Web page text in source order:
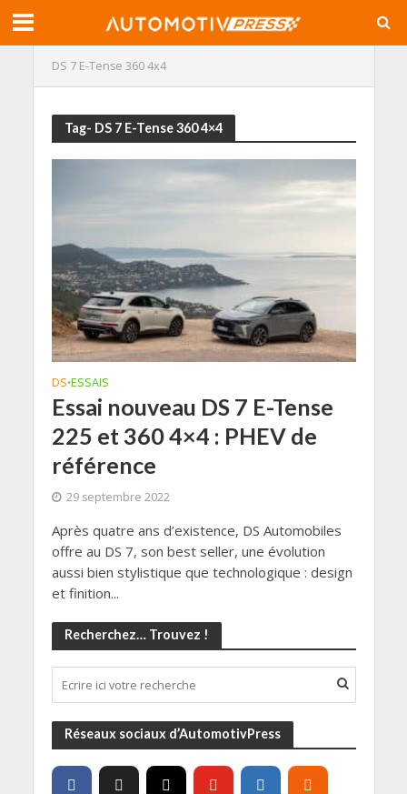
DS 7 E-Tense 360 4x4
Tag- DS 7 E-Tense 360 4×4
DS•ESSAIS
Essai nouveau DS 7 E-Tense
225 et 360 4×4 : PHEV de
référence
29 septembre 2022
Après quatre ans d’existence, DS Automobiles
offre au DS 7, son best seller, une évolution
aussi bien stylistique que technologique : design
et finition...
Recherchez… Trouvez !
Réseaux sociaux d’AutomotivPress